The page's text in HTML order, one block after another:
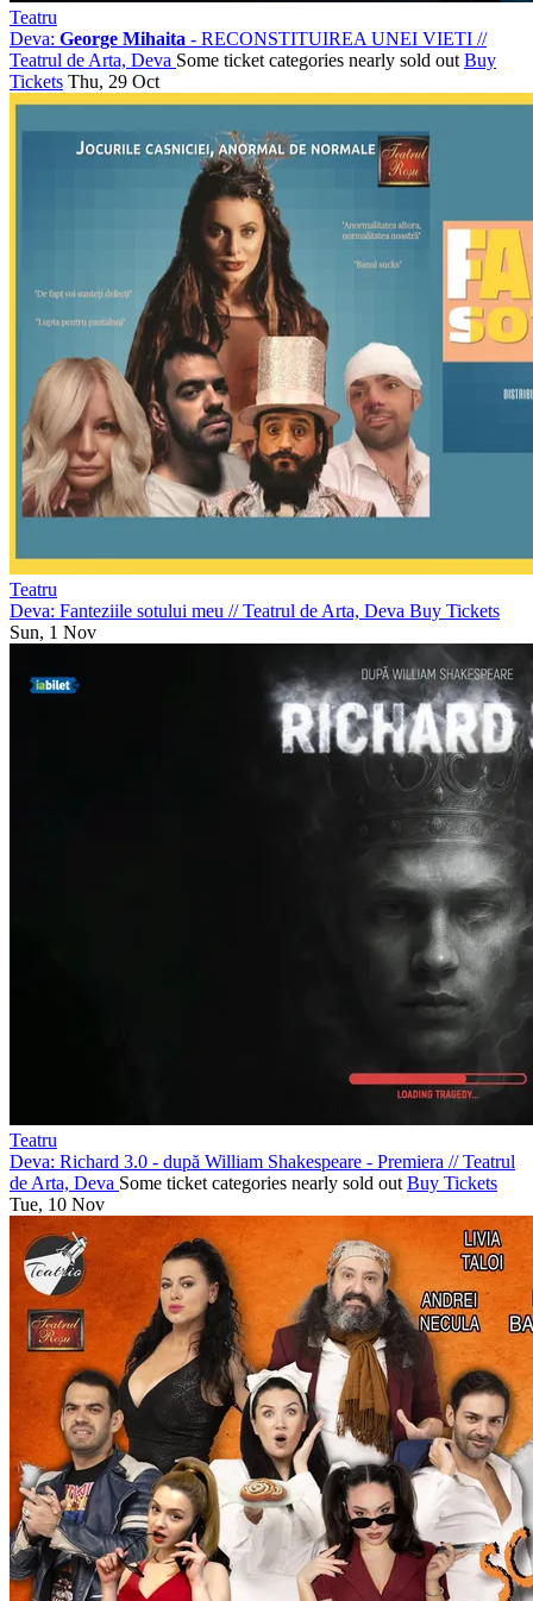
Teatru
Deva: George Mihaita - RECONSTITUIREA UNEI VIETI //
Teatrul de Arta, Deva Some ticket categories nearly sold out Buy
Tickets Thu, 29 Oct
Teatru
Deva: Fanteziile sotului meu //Teatrul de Arta, Deva Buy Tickets
Sun, 1 Nov
Teatru
Deva: Richard 3.0 - după William Shakespeare - Premiera //Teatrul
de Arta, Deva Some ticket categories nearly sold out Buy Tickets
Tue, 10 Nov